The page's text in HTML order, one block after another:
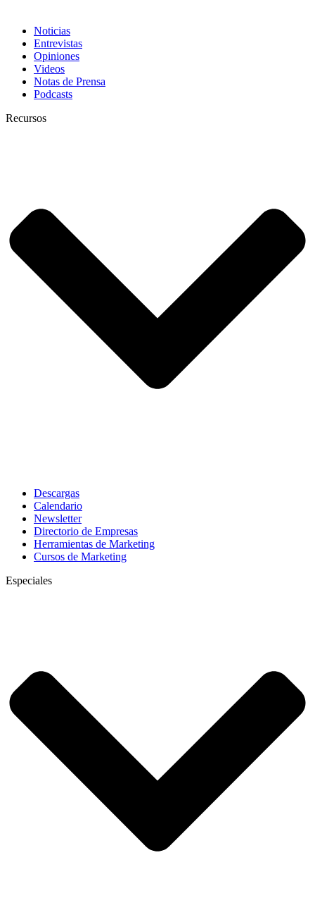
Noticias
Entrevistas
Opiniones
Videos
Notas de Prensa
Podcasts
Recursos
Descargas
Calendario
Newsletter
Directorio de Empresas
Herramientas de Marketing
Cursos de Marketing
Especiales